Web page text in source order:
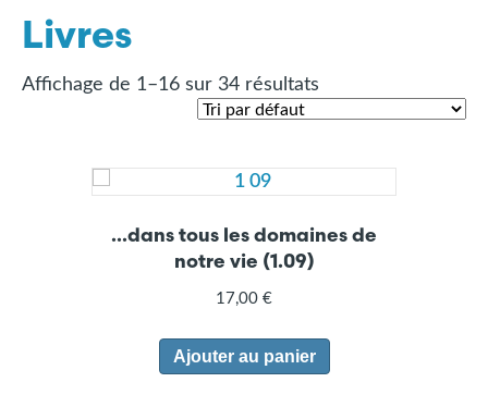
Livres
Affichage de 1–16 sur 34 résultats
…dans tous les domaines de
notre vie (1.09)
17,00 €
Ajouter au panier